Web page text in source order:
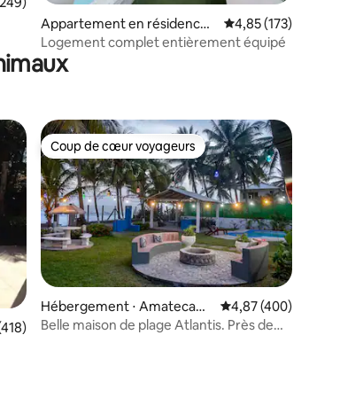
: 4,89 sur 5
Appartement en résidence ⋅
Santa Ana
Évaluation moyenne
4,85 (173)
Logement complet entièrement équipé
moyenne sur la base de 418 commentaires : 4,89 sur 5
Coup de cœur voyageurs
Coup de cœur voyageurs
Hébergement ⋅ Amatecam
po
Évaluation moyenne
4,87 (400)
Belle maison de plage Atlantis. Près de